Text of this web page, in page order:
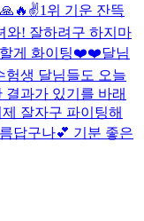
1위 기운 잔뜩
와! 잘하려구 하지마
할게 화이팅❤️❤️달님
험생 달님들도 오늘
과가 있기를 바래
잘자구 파이팅해
답구나💕 기분 좋은